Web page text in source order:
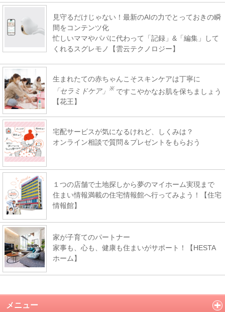
見守るだけじゃない！最新のAIの力でとっておきの瞬
間をコンテンツ化
忙しいママやパパに代わって「記録」&「編集」して
くれるスグレモノ【雲云テクノロジー】
生まれたての赤ちゃんこそスキンケアは丁寧に
「セラミドケア」
※ ですこやかなお肌を保ちましょう
【花王】
宅配サービスが気になるけれど、しくみは？
オンライン相談で質問＆プレゼントをもらおう
１つの店舗で土地探しから夢のマイホーム実現まで
住まい情報満載の住宅情報館へ行ってみよう！【住宅
情報館】
家が子育てのパートナー
家事も、心も、健康も住まいがサポート！【HESTA
ホーム】
メニュー